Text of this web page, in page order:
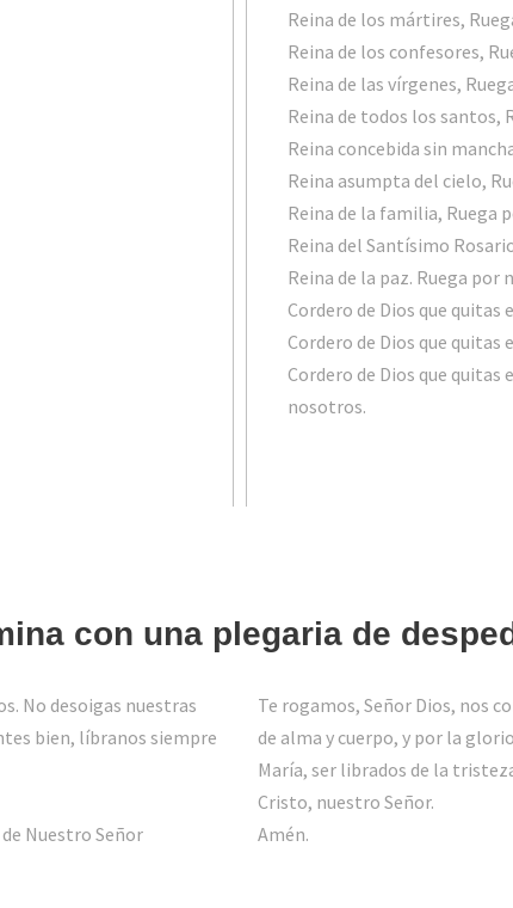
Reina de los mártires,
Reina de los confesores,
Reina de las vírgenes,
Reina de todos los santos,
Reina concebida sin
Reina asumpta del cielo,
Reina de la familia, Ruega
Reina del Santísimo
Reina de la paz. Ruega por
Cordero de Dios que quitas
Cordero de Dios que quitas
Cordero de Dios que quitas
nosotros.
con una plegaria de
No desoigas nuestras
bien, líbranos siempre
Nuestro Señor
Te rogamos, Señor Dios, nos
de alma y cuerpo, y por la
María, ser librados de la
Cristo, nuestro Señor.
Amén.